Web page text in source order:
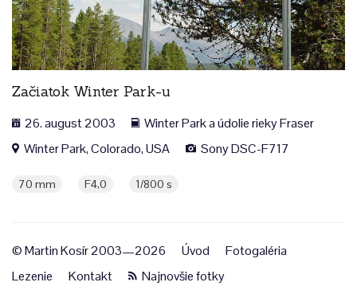
Začiatok Winter Park-u
26. august 2003
Winter Park a údolie rieky Fraser
Winter Park, Colorado, USA
Sony DSC-F717
70 mm F4,0 1/800 s
© Martin Kosír 2003—2026 Úvod
Fotogaléria
Lezenie
Kontakt Najnovšie fotky